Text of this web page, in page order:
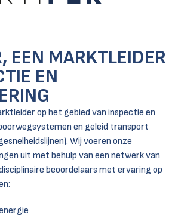
EEN MARKTLEIDER
EN
op het gebied van inspectie en
en geleid transport
Wij voeren onze
uit met behulp van een netwerk van
beoordelaars met ervaring op